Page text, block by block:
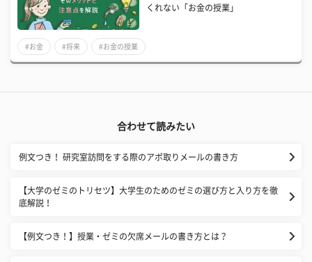
くれない「お金の授業」
#お金 #将来 #お金の授業
合わせて読みたい
例文つき！ 研究室訪問をする際のアポ取りメールの書き方
【大学のゼミのトリセツ】大学生のためのゼミの選び方と入り方を徹
底解説！
【例文つき！】授業・ゼミの欠席メールの書き方とは？